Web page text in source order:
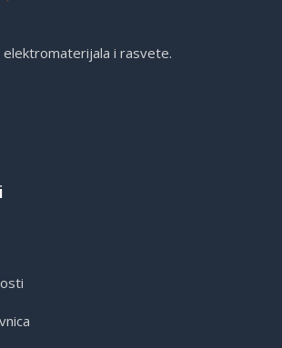
i rasvete.